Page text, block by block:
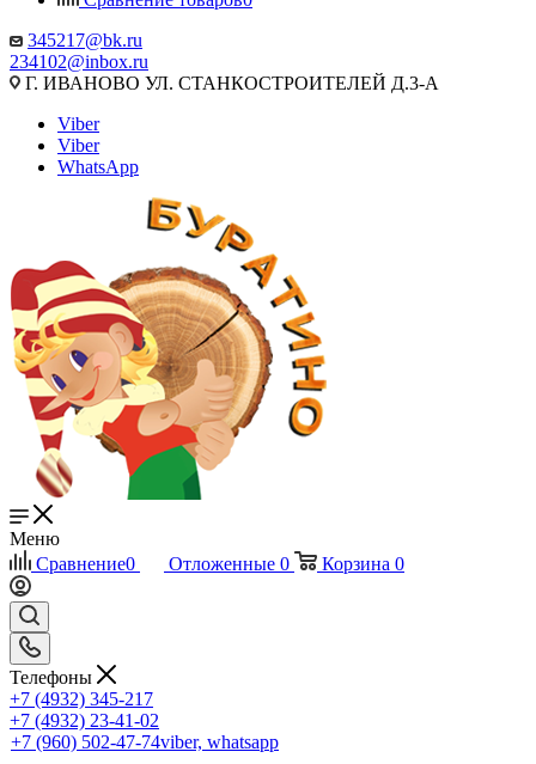
345217@bk.ru
234102@inbox.ru
Г. ИВАНОВО УЛ. СТАНКОСТРОИТЕЛЕЙ Д.3-А
Viber
Viber
WhatsApp
Меню
Сравнение0 Отложенные 0 Корзина 0
Телефоны
+7 (4932) 345-217
+7 (4932) 23-41-02
+7 (960) 502-47-74viber, whatsapp